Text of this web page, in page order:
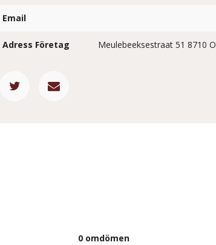
Email
Adress Företag Meulebeeksestraat 51 8710
0 omdömen